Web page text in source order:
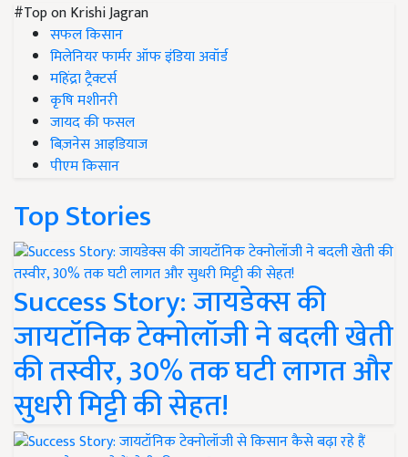
#Top on Krishi Jagran
सफल किसान
मिलेनियर फार्मर ऑफ इंडिया अवॉर्ड
महिंद्रा ट्रैक्टर्स
कृषि मशीनरी
जायद की फसल
बिज़नेस आइडियाज
पीएम किसान
Top Stories
Success Story: जायडेक्स की
जायटॉनिक टेक्नोलॉजी ने बदली खेती
की तस्वीर, 30% तक घटी लागत और
सुधरी मिट्टी की सेहत!